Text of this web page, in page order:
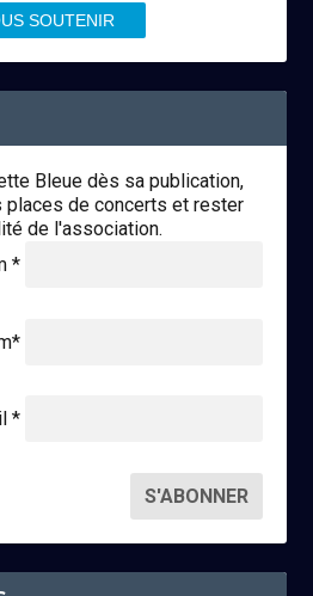
SOUTENIR
Bleue dès sa publication,
places de concerts et rester
de l'association.
*
*